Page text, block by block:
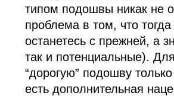
типом подошвы никак не
проблема в том, что
останетесь с прежней, а
так и потенциальные).
“дорогую” подошву
есть дополнительная